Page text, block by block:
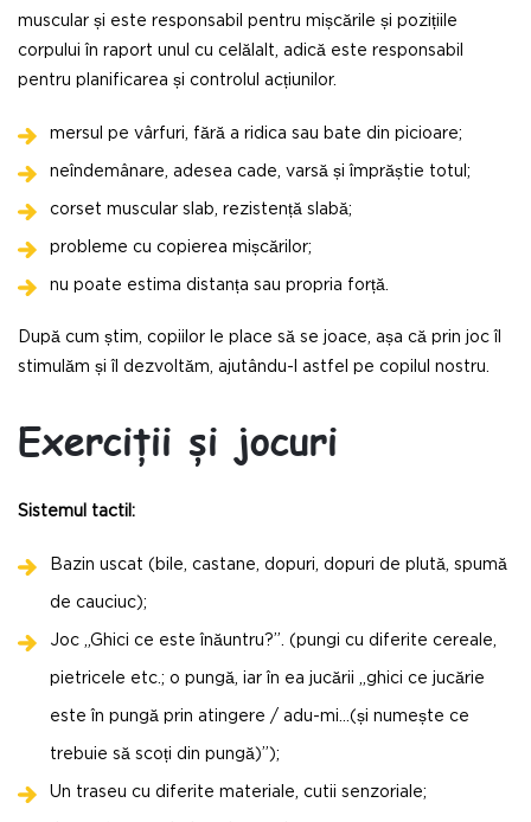
muscular și este responsabil pentru mișcările și pozițiile
corpului în raport unul cu celălalt, adică este responsabil
pentru planificarea și controlul acțiunilor.
mersul pe vârfuri, fără a ridica sau bate din picioare;
neîndemânare, adesea cade, varsă și împrăștie totul;
corset muscular slab, rezistență slabă;
probleme cu copierea mișcărilor;
nu poate estima distanța sau propria forță.
După cum știm, copiilor le place să se joace, așa că prin joc îl
stimulăm și îl dezvoltăm, ajutându-l astfel pe copilul nostru.
Exerciții și jocuri
Sistemul tactil:
Bazin uscat (bile, castane, dopuri, dopuri de plută, spumă
de cauciuc);
Joc „Ghici ce este înăuntru?”. (pungi cu diferite cereale,
pietricele etc.; o pungă, iar în ea jucării „ghici ce jucărie
este în pungă prin atingere / adu-mi…(și numește ce
trebuie să scoți din pungă)”);
Un traseu cu diferite materiale, cutii senzoriale;